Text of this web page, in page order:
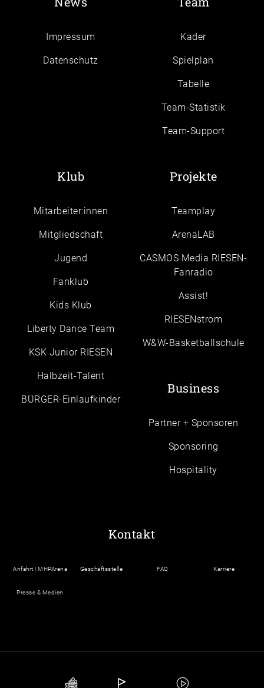
Impressum
Daten­schutz
Kader
Spielplan
Tabelle
Team-Statistik
Team-Support
Klub
Mitarbeiter:innen
Mitgliedschaft
Jugend
Fanklub
Kids Klub
Liberty Dance Team
KSK Junior RIESEN
Halbzeit-Talent
BÜRGER-Einlaufkinder
Projekte
Teamplay
ArenaLAB
CASMOS Media RIESEN-
Fanradio
Assist!
RIESENstrom
W&W-Basketballschule
Business
Partner + Sponsoren
Sponsoring
Hospitality
Kontakt
Anfahrt | MHPArena Geschäftsstelle FAQ Karriere
Presse & Medien